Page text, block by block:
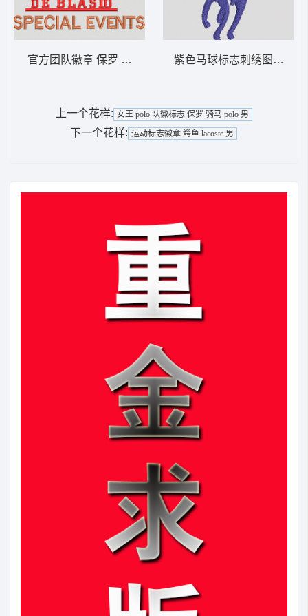
官方团队徽章 保罗 骑马 polo 男紫色马球标志刺绣图案 保
上一个花样: 女王 polo 队徽标志 保罗 骑马 polo 男
下一个花样: 运动标志徽章 鳄鱼 lacoste 男